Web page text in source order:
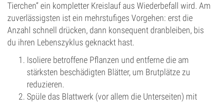
Tierchen“ ein kompletter Kreislauf aus Wiederbefall wird. Am
zuverlässigsten ist ein mehrstufiges Vorgehen: erst die
Anzahl schnell drücken, dann konsequent dranbleiben, bis
du ihren Lebenszyklus geknackt hast.
Isoliere betroffene Pflanzen und entferne die am
stärksten beschädigten Blätter, um Brutplätze zu
reduzieren.
Spüle das Blattwerk (vor allem die Unterseiten) mit